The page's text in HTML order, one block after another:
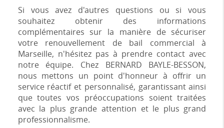
Si vous avez d'autres questions ou si vous
souhaitez obtenir des informations
complémentaires sur la manière de sécuriser
votre renouvellement de bail commercial à
Marseille, n'hésitez pas à prendre contact avec
notre équipe. Chez BERNARD BAYLE-BESSON,
nous mettons un point d'honneur à offrir un
service réactif et personnalisé, garantissant ainsi
que toutes vos préoccupations soient traitées
avec la plus grande attention et le plus grand
professionnalisme.